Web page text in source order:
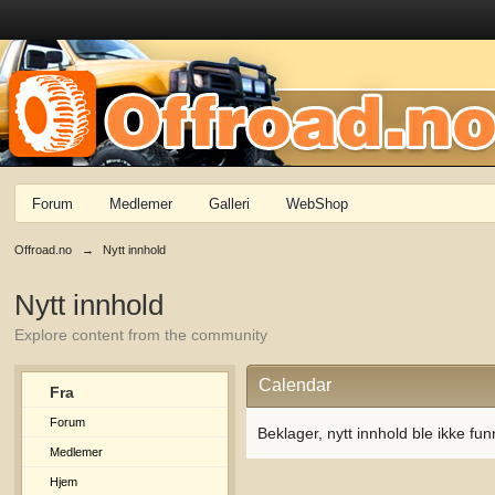
Forum Medlemer Galleri WebShop
Offroad.no → Nytt innhold
Nytt innhold
Explore content from the community
Fra
Forum
Medlemer
Hjem
Calendar
Beklager, nytt innhold ble ikke